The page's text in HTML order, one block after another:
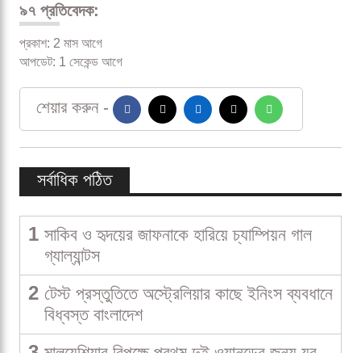
৯৭ প্রতিবেদক:
প্রকাশ: 2 মাস আগে
আপডেট: 1 সেকেন্ড আগে
শেয়ার করুন -
সর্বাধিক পঠিত
1 সাকিব ও হৃদয়ের জাফনাকে হারিয়ে চ্যাম্পিয়ন গাল
গ্যাল্যান্টস
2 টেস্ট প্রস্তুতিতে অস্ট্রেলিয়ার কাছে ইনিংস ব্যবধানে
বিধ্বস্ত বাংলাদেশ